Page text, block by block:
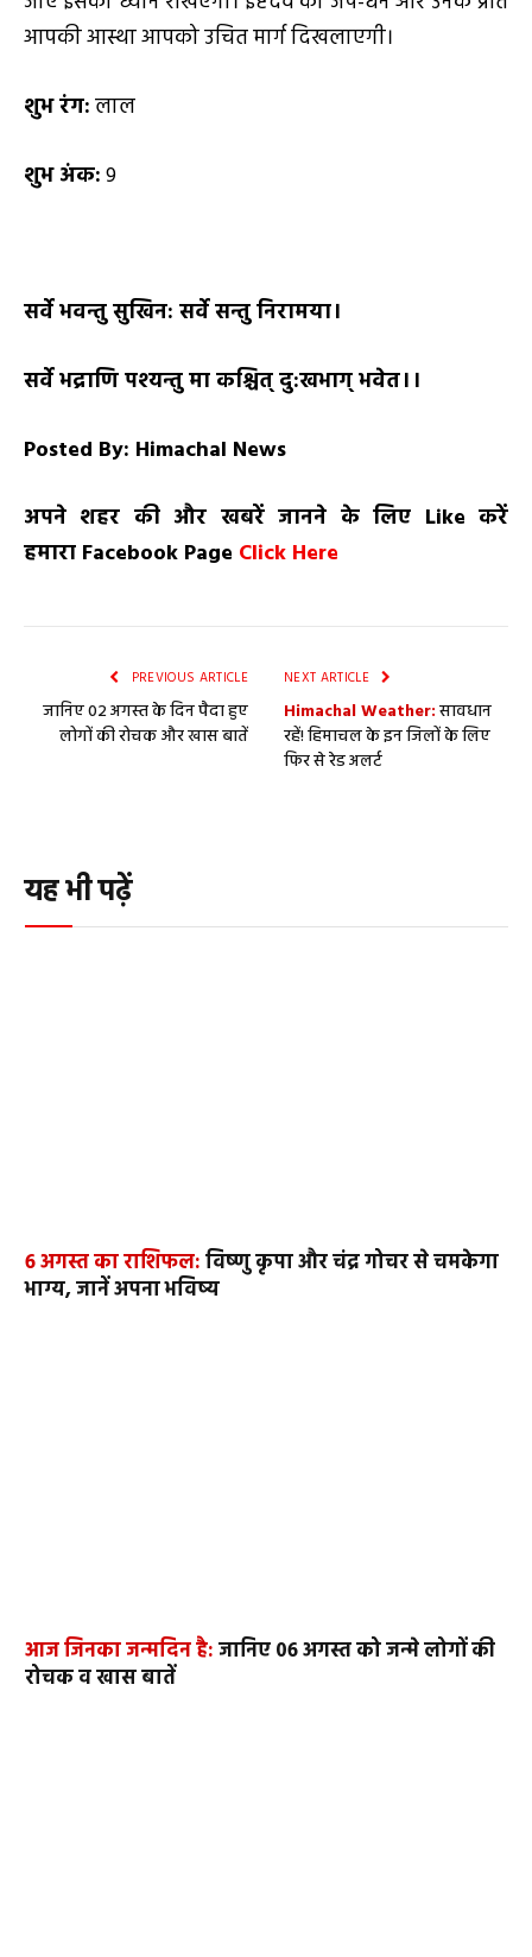
आपकी आस्था आपको उचित मार्ग दिखलाएगी।
शुभ रंग:लाल
शुभ अंक:9
सर्वे भवन्तु सुखिन: सर्वे सन्तु निरामया।
सर्वे भद्राणि पश्यन्तु मा कश्चित् दु:खभाग् भवेत।।
Posted By: Himachal News
अपने शहर की और खबरें जानने के लिए Likeकरें
हमारा Facebook Page Click Here
PREVIOUS ARTICLE
जानिए 02 अगस्त के दिन पैदा हुए
लोगों की रोचक और खास बातें
NEXT ARTICLE
Himachal Weather:सावधान
रहें! हिमाचल के इन जिलों के लिए
फिर से रेड अलर्ट
यह भी पढ़ें
6 अगस्त का राशिफल:विष्णु कृपा और चंद्र गोचर से चमकेगा
भाग्य, जानें अपना भविष्य
आज जिनका जन्मदिन है:जानिए 06 अगस्त को जन्मे लोगों की
रोचक व खास बातें